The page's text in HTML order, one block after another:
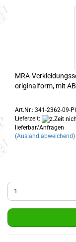
MRA-
originalform, mit
Art.Nr.: 341-2362-09-
Lieferzeit:
lieferbar/Anfragen
(Ausland abweichend)